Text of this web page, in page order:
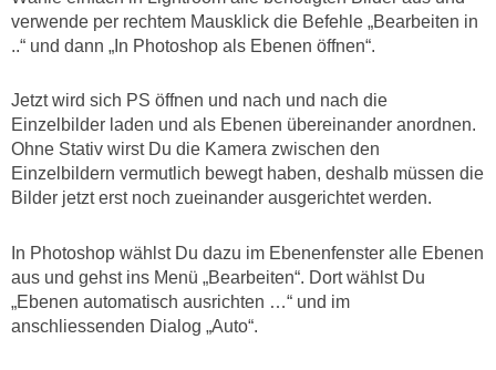
verwende per rechtem Mausklick die Befehle „Bearbeiten in
..“ und dann „In Photoshop als Ebenen öffnen“.
Jetzt wird sich PS öffnen und nach und nach die
Einzelbilder laden und als Ebenen übereinander anordnen.
Ohne Stativ wirst Du die Kamera zwischen den
Einzelbildern vermutlich bewegt haben, deshalb müssen die
Bilder jetzt erst noch zueinander ausgerichtet werden.
In Photoshop wählst Du dazu im Ebenenfenster alle Ebenen
aus und gehst ins Menü „Bearbeiten“. Dort wählst Du
„Ebenen automatisch ausrichten …“ und im
anschliessenden Dialog „Auto“.